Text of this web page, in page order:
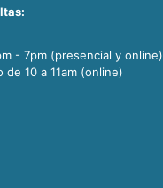
- 7pm (presencial y online)
de 10 a 11am (online)